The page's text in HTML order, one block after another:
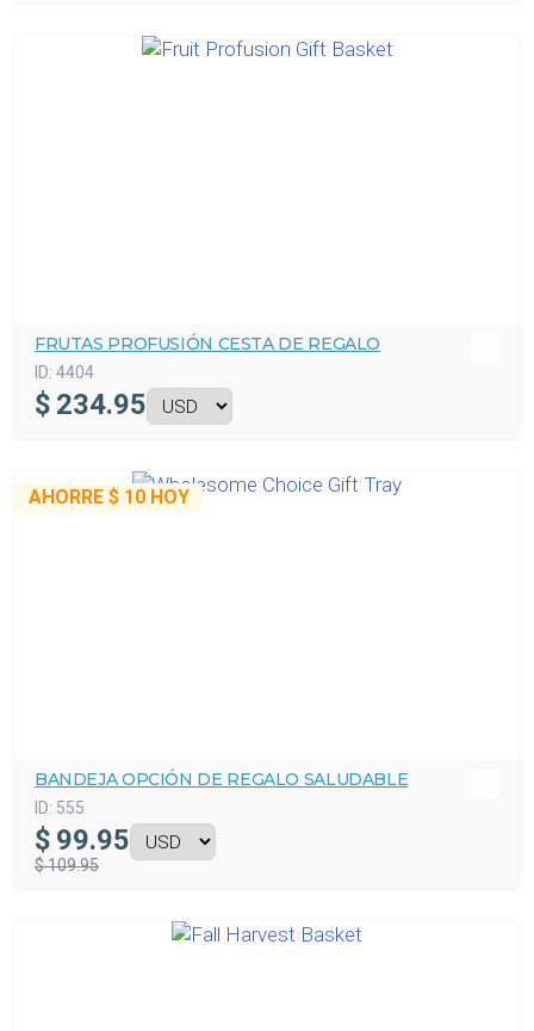
FRUTAS PROFUSIÓN CESTA DE REGALO
ID: 4404
$ 234.95
AHORRE $ 10 HOY
BANDEJA OPCIÓN DE REGALO SALUDABLE
ID: 555
$ 99.95
$ 109.95